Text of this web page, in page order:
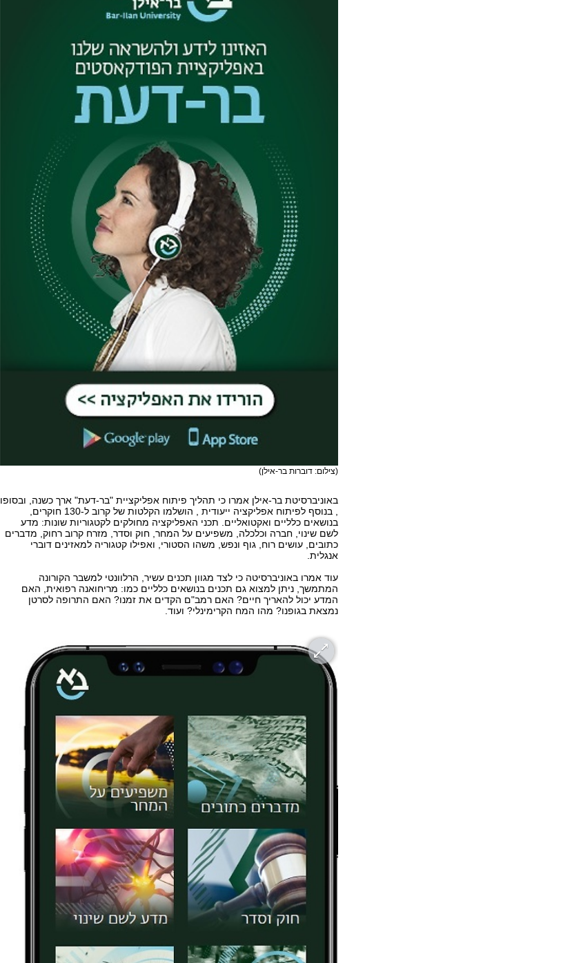
(צילום: דוברות בר-אילן)
באוניברסיטת בר-אילן אמרו כי תהליך פיתוח אפליקציית "בר-דעת" ארך כשנה, ובסופו
, בנוסף לפיתוח אפליקציה ייעודית , הושלמו הקלטות של קרוב ל-130 חוקרים,
בנושאים כלליים ואקטואליים. תכני האפליקציה מחולקים לקטגוריות שונות: מדע
לשם שינוי, חברה וכלכלה, משפיעים על המחר, חוק וסדר, מזרח קרוב רחוק, מדברים
כתובים, עושים רוח, גוף ונפש, משהו הסטורי, ואפילו קטגוריה למאזינים דוברי
אנגלית.
עוד אמרו באוניברסיטה כי לצד מגוון תכנים עשיר, הרלוונטי למשבר הקורונה
המתמשך, ניתן למצוא גם תכנים בנושאים כלליים כמו: מריחואנה רפואית, האם
המדע יכול להאריך חיים? האם רמב"ם הקדים את זמנו? האם התרופה לסרטן
נמצאת בגופנו? מהו המח הקרימינלי? ועוד.